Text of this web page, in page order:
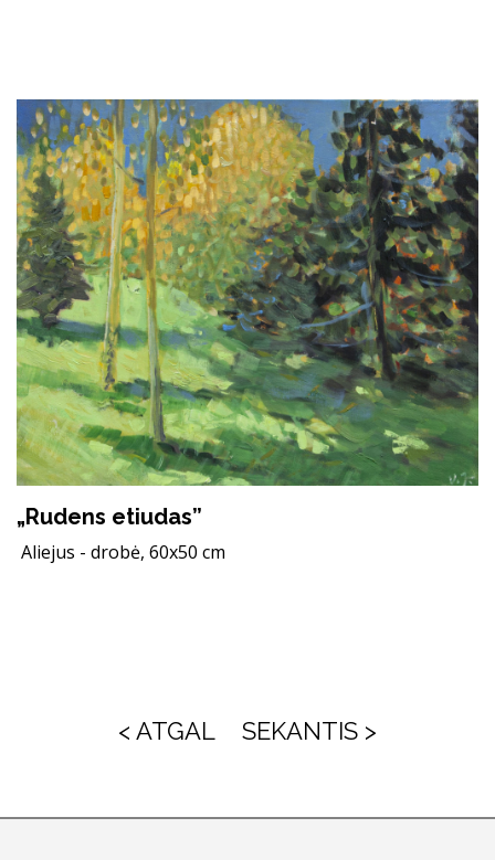
„Rudens etiudas”
Aliejus - drobė, 60x50 cm
< ATGAL SEKANTIS >